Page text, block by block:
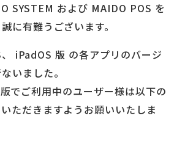
SYSTEM および MAIDO POS を
に有難うございます。
iPadOS 版 の各アプリのバージ
いました。
でご利用中のユーザー様は以下の
ただきますようお願いいたしま